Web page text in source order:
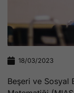
18/03/2023
Beşeri ve Sosyal